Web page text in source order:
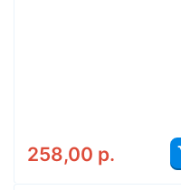
258,00 р.